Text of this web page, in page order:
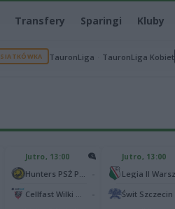
Transfery Sparingi Kluby
SIATKÓWKA TauronLiga TauronLiga Kobiet
Jutro, 13:00 Jutro, 13:00
Świt Szczecin